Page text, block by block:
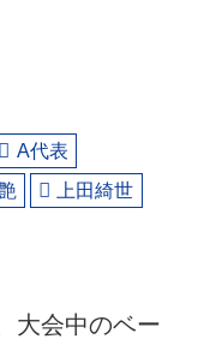
A代表
上田綺世
大会中のベー